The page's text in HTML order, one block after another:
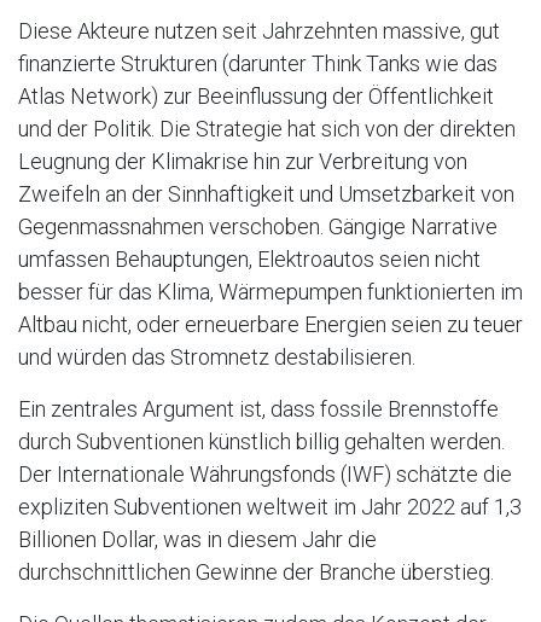
Diese Akteure nutzen seit Jahrzehnten massive, gut
finanzierte Strukturen (darunter Think Tanks wie das
Atlas Network) zur Beeinflussung der Öffentlichkeit
und der Politik. Die Strategie hat sich von der direkten
Leugnung der Klimakrise hin zur Verbreitung von
Zweifeln an der Sinnhaftigkeit und Umsetzbarkeit von
Gegenmassnahmen verschoben. Gängige Narrative
umfassen Behauptungen, Elektroautos seien nicht
besser für das Klima, Wärmepumpen funktionierten im
Altbau nicht, oder erneuerbare Energien seien zu teuer
und würden das Stromnetz destabilisieren.
Ein zentrales Argument ist, dass fossile Brennstoffe
durch Subventionen künstlich billig gehalten werden.
Der Internationale Währungsfonds (IWF) schätzte die
expliziten Subventionen weltweit im Jahr 2022 auf 1,3
Billionen Dollar, was in diesem Jahr die
durchschnittlichen Gewinne der Branche überstieg.